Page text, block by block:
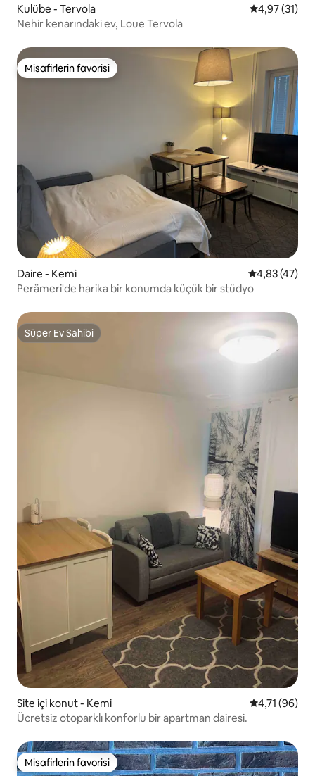
Kulübe - Tervola 5 üzerinden
4,97 (31)
Nehir kenarındaki ev, Loue Tervola
Misafirlerin favorisi
Misafirlerin favorisi
Daire - Kemi 5 üzerinden
4,83 (47)
Perämeri'de harika bir konumda küçük bir stüdyo
Süper Ev Sahibi
Süper Ev Sahibi
Site içi konut - Kemi 5 üzerinden
4,71 (96)
Ücretsiz otoparklı konforlu bir apartman dairesi.
Misafirlerin favorisi
Misafirlerin favorisi